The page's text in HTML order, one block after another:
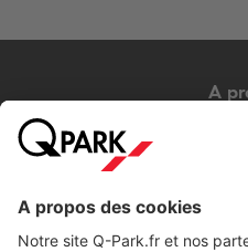
A
Nos